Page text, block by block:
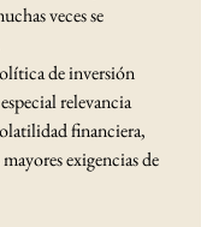
veces se
de inversión
relevancia
financiera,
exigencias de